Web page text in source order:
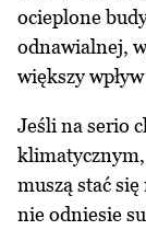
ocieplone
odnawialnej,
większy
Jeśli na serio
klimatycznym,
muszą stać
nie odniesie